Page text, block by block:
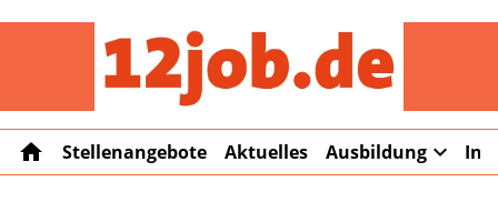
home Stellenangebote Aktuelles Ausbildung expand_more